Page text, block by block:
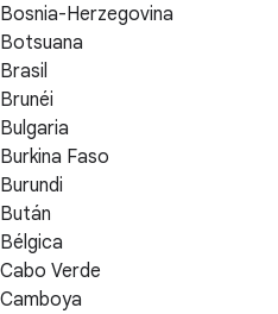
Bosnia-Herzegovina
Botsuana
Brasil
Brunéi
Bulgaria
Burkina Faso
Burundi
Bután
Bélgica
Cabo Verde
Camboya